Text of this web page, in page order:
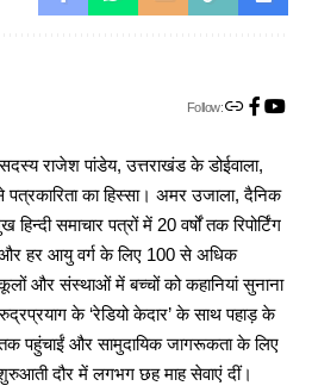
Follow:
राजेश पांडेय, उत्तराखंड के डोईवाला,
का हिस्सा। अमर उजाला, दैनिक
समाचार पत्रों में 20 वर्षों तक रिपोर्टिंग
हर आयु वर्ग के लिए 100 से अधिक
और संस्थाओं में बच्चों को कहानियां सुनाना
के ‘रेडियो केदार’ के साथ पहाड़ के
तक पहुंचाईं और सामुदायिक जागरूकता के लिए
दौर में लगभग छह माह सेवाएं दीं।